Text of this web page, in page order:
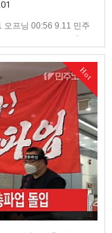
오프닝 00:56 9.11 민주
조, 10.20 12시 멈춤! 선
진행 03:54 5인미만 사
비정규직 총파업·총궐
Hot